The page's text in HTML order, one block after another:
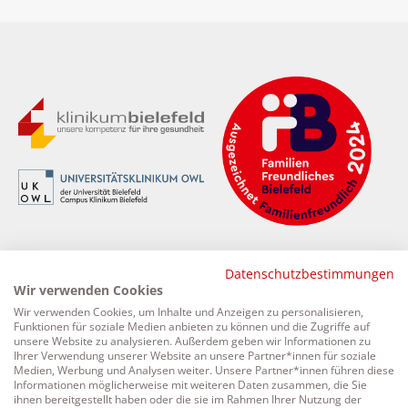
Kontakt
Klinikum Bielefeld gem.GmbH
Teutoburger Str. 50
33604 Bielefeld
Tel.: 05 21. 5 81 - 0
Datenschutzbestimmungen
Wir verwenden Cookies
Wir verwenden Cookies, um Inhalte und Anzeigen zu personalisieren,
Funktionen für soziale Medien anbieten zu können und die Zugriffe auf
unsere Website zu analysieren. Außerdem geben wir Informationen zu
Ihrer Verwendung unserer Website an unsere Partner*innen für soziale
Medien, Werbung und Analysen weiter. Unsere Partner*innen führen diese
Informationen möglicherweise mit weiteren Daten zusammen, die Sie
ihnen bereitgestellt haben oder die sie im Rahmen Ihrer Nutzung der